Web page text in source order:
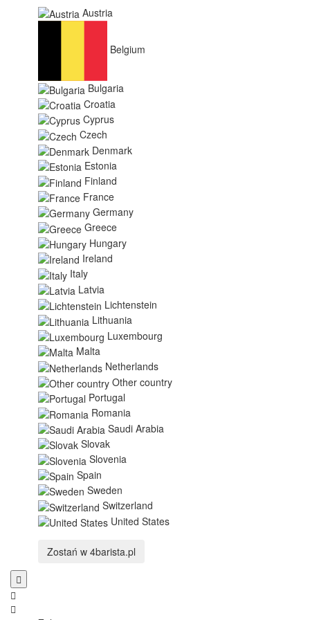
Austria
Belgium
Bulgaria
Croatia
Cyprus
Czech
Denmark
Estonia
Finland
France
Germany
Greece
Hungary
Ireland
Italy
Latvia
Lichtenstein
Lithuania
Luxembourg
Malta
Netherlands
Other country
Portugal
Romania
Saudi Arabia
Slovak
Slovenia
Spain
Sweden
Switzerland
United States
Zostań w 4barista.pl